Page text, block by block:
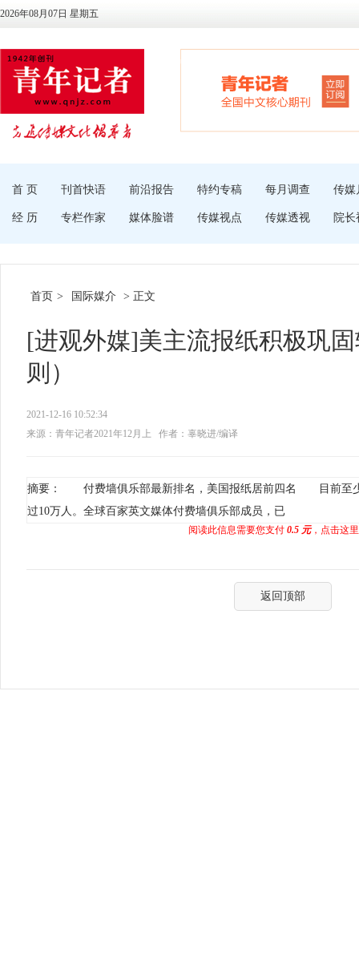
2026年08月07日 星期五
首 页 刊首快语 前沿报告 特约专稿 每月调查 传媒
经 历 专栏作家 媒体脸谱 传媒视点 传媒透视 院长
首页 > 国际媒介 > 正文
[进观外媒]美主流报纸积极巩
则）
2021-12-16 10:52:34
来源：青年记者2021年12月上
作者：辜晓进/编译
摘要： 付费墙俱乐部最新排名，美国报纸居前四名 目前至少
过10万人。全球百家英文媒体付费墙俱乐部成员，已
阅读此信息需要您支付 0.5 元，点击这
返回顶部